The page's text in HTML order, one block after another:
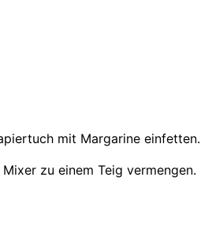
mit Margarine einfetten.
zu einem Teig vermengen.